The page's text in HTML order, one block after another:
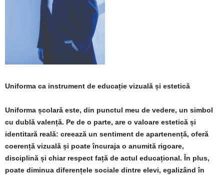
Uniforma ca instrument de educație vizuală și estetică
Uniforma școlară este, din punctul meu de vedere, un simbol
cu dublă valență. Pe de o parte, are o valoare estetică și
identitară reală: creează un sentiment de apartenență, oferă
coerență vizuală și poate încuraja o anumită rigoare,
disciplină și chiar respect față de actul educațional. În plus,
poate diminua diferențele sociale dintre elevi, egalizând în